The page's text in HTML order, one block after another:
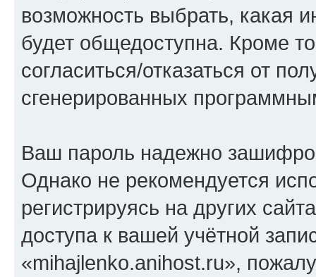
возможность выбрать, какая
будет общедоступна. Кроме
согласиться/отказаться от
сгенерированных
Ваш пароль надежно
Однако не рекомендуется
регистрируясь на других
доступа к вашей учётной
«mihajlenko.anihost.ru»,